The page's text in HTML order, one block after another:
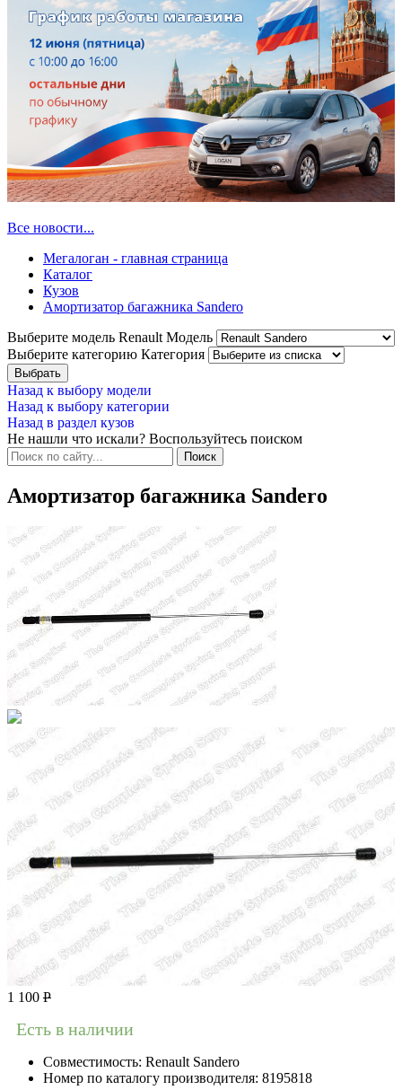
Все новости...
Мегалоган - главная страница
Каталог
Кузов
Амортизатор багажника Sandero
Выберите модель Renault Модель
Выберите категорию Категория
Назад к выбору модели
Назад к выбору категории
Назад в раздел кузов
Не нашли что искали? Воспользуйтесь поиском
Амортизатор багажника Sandero
1 100 Р
Есть в наличии
Совместимость: Renault Sandero
Номер по каталогу производителя: 8195818